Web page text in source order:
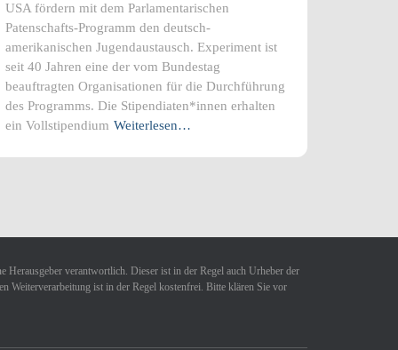
USA fördern mit dem Parlamentarischen
Patenschafts-Programm den deutsch-
amerikanischen Jugendaustausch. Experiment ist
seit 40 Jahren eine der vom Bundestag
beauftragten Organisationen für die Durchführung
des Programms. Die Stipendiaten*innen erhalten
ein Vollstipendium Weiterlesen…
Herausgeber verantwortlich. Dieser ist in der Regel auch Urheber der
Weiterverarbeitung ist in der Regel kostenfrei. Bitte klären Sie vor